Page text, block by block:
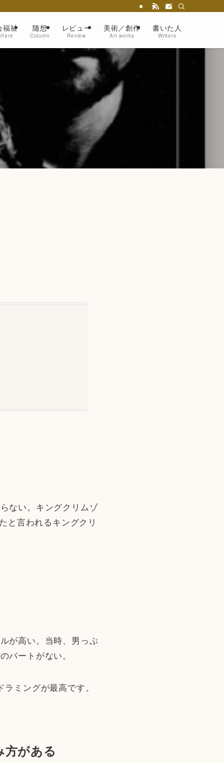
福祉 随想
Column
レビュー
Review
美術／創作
Art works
書いた人
Writers
ない。キングクリムゾ
と言われるキングクリ
が高い。当時、男っぷ
パートがない。
ミングが最高です。
がある